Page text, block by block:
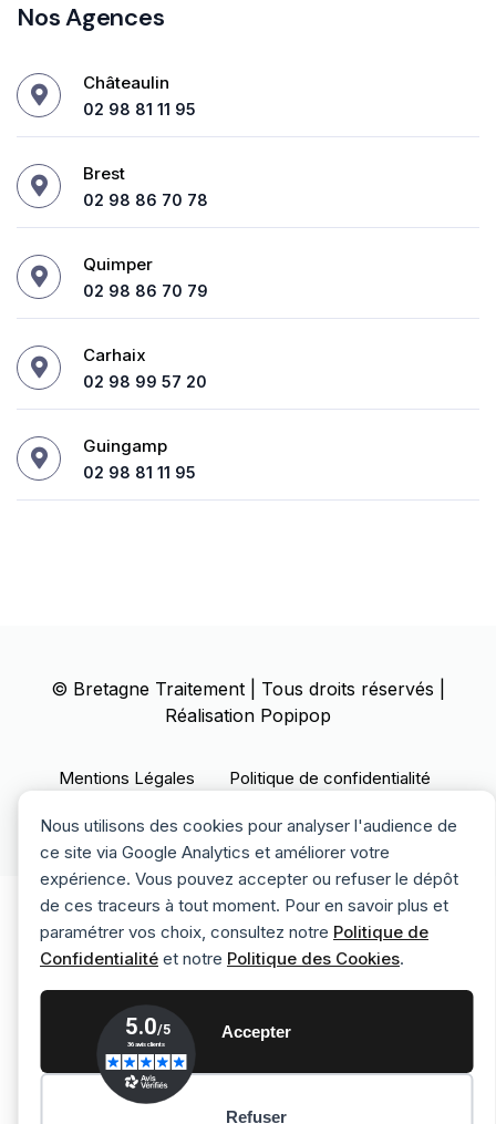
Nous utilisons des cookies pour analyser l'audience de
ce site via Google Analytics et améliorer votre
expérience. Vous pouvez accepter ou refuser le dépôt
de ces traceurs à tout moment. Pour en savoir plus et
paramétrer vos choix, consultez notre Politique de
Confidentialité et notre Politique des Cookies.
Accepter
Refuser
Nos Agences
Châteaulin
02 98 81 11 95
Brest
02 98 86 70 78
Quimper
02 98 86 70 79
Carhaix
02 98 99 57 20
Guingamp
02 98 81 11 95
© Bretagne Traitement | Tous droits réservés |
Réalisation Popipop
Mentions Légales
Politique de confidentialité